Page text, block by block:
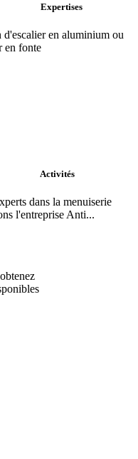
Expertises
d'escalier en aluminium ou
en fonte
Activités
dans la menuiserie
l'entreprise Anti...